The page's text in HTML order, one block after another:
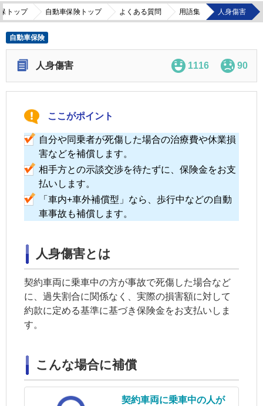
トップ 自動車保険トップ よくある質問 用語集 人身傷害
自動車保険
人身傷害 1116 90
ここがポイント
自分や同乗者が死傷した場合の治療費や休業損
害などを補償します。
相手方との示談交渉を待たずに、保険金をお支
払いします。
「車内+車外補償型」なら、歩行中などの自動
車事故も補償します。
人身傷害とは
契約車両に乗車中の方が事故で死傷した場合など
に、過失割合に関係なく、実際の損害額に対して
約款に定める基準に基づき保険金をお支払いしま
す。
こんな場合に補償
契約車両に乗車中の人が